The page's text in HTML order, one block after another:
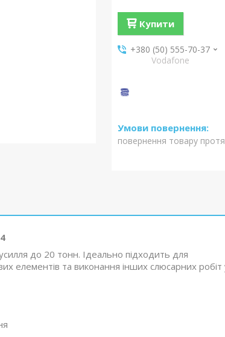
Купити
+380 (50) 555-70-37
Vodafone
повернення товару
до 20 тонн. Ідеально підходить для
елементів та виконання інших слюсарних робіт